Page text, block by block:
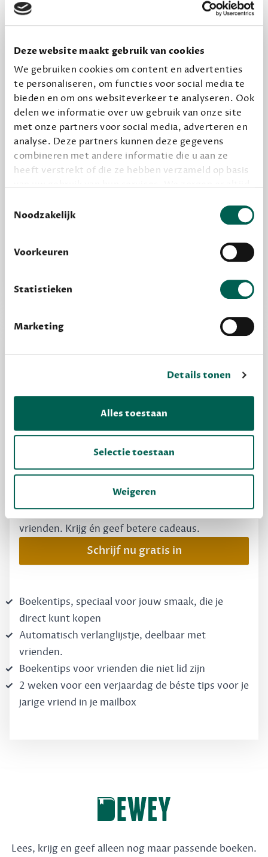
Deze website maakt gebruik van cookies
We gebruiken cookies om content en advertenties
te personaliseren, om functies voor social media te
bieden en om ons websiteverkeer te analyseren. Ook
delen we informatie over uw gebruik van onze site
met onze partners voor social media, adverteren en
analyse. Deze partners kunnen deze gegevens
combineren met andere informatie die u aan ze
heeft verstrekt of die ze hebben verzameld op basis
grondslag gebeurt, en er niet onnodig data van je
wordt verwerkt. Gevoelige persoonsgegevens delen
Noodzakelijk
Voorkeuren
Statistieken
Marketing
Details tonen
Alles toestaan
Selectie toestaan
Weigeren
ONS MEESTGEKOZEN BOEKENPAKKET
Dewey Plus
Een originele manier om je reading challenge te
halen.
12,50 per maand, incl. verzending
Geef cadeau
Word een bovengemiddelde lezer met 6 boeken
Vooraf een tipje van de sluier, zodat je kunt
Krijg boekentips, persoonlijk voor jou en je
vrienden. Krijg én geef betere cadeaus.
Schrijf nu gratis in
Boekentips, speciaal voor jouw smaak, die je
direct kunt kopen
Automatisch verlanglijstje, deelbaar met
vrienden.
Boekentips voor vrienden die niet lid zijn
2 weken voor een verjaardag de béste tips voor je
jarige vriend in je mailbox
Lees, krijg en geef alleen nog maar passende boeken.